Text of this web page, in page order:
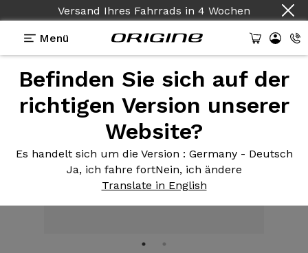
Versand Ihres Fahrrads in 4 Wochen
Menü
Befinden Sie sich auf der
richtigen Version unserer
Website?
Es handelt sich um die Version : Germany - Deutsch
Ja, ich fahre fortNein, ich ändere
Translate in English
Ausstattungen>Rahmenschutz>Transparente